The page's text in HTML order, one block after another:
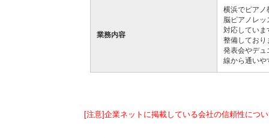
業務内容
横浜でピアノ
脳ピアノレ
対応していま
整備しており
発表会やデュ
線から通いや
[注意]企業ネットに掲載している会社の信頼性につ